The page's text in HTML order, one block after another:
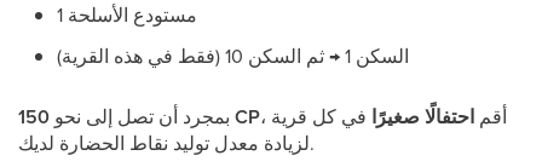
مستودع الأسلحة 1
السكن 1 → ثم السكن 10 (فقط في هذه القرية)
بمجرد أن تصل إلى نحو 150 CP ، أقم احتفالًا صغيرًا في كل قرية
لزيادة معدل توليد نقاط الحضارة لديك.